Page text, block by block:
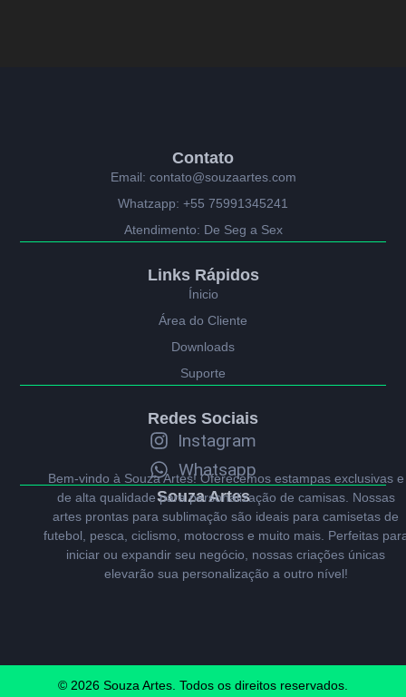
Souza Artes
Bem-vindo à Souza Artes! Oferecemos estampas exclusivas e
de alta qualidade para personalização de camisas. Nossas
artes prontas para sublimação são ideais para camisetas de
futebol, pesca, ciclismo, motocross e muito mais. Perfeitas
iniciar ou expandir seu negócio, nossas criações únicas
elevarão sua personalização a outro nível!
Contato
Email: contato@souzaartes.com
Whatzapp: +55 75991345241
Atendimento: De Seg a Sex
Redes Sociais
Instagram
Whatsapp
Links Rápidos
Ínicio
Área do Cliente
Downloads
Suporte
© 2026 Souza Artes. Todos os direitos reservados.